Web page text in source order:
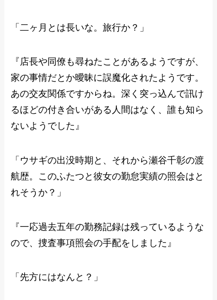
「二ヶ月とは長いな。旅行か？」
『店長や同僚も尋ねたことがあるようですが、
家の事情だとか曖昧に誤魔化されたようです。
あの交友関係ですからね。深く突っ込んで訊け
るほどの付き合いがある人間はなく、誰も知ら
ないようでした』
「ウサギの出没時期と、それから瀬谷千彰の渡
航歴。このふたつと彼女の勤怠実績の照会はと
れそうか？」
『一応過去五年の勤務記録は残っているような
ので、捜査事項照会の手配をしました』
「先方にはなんと？」